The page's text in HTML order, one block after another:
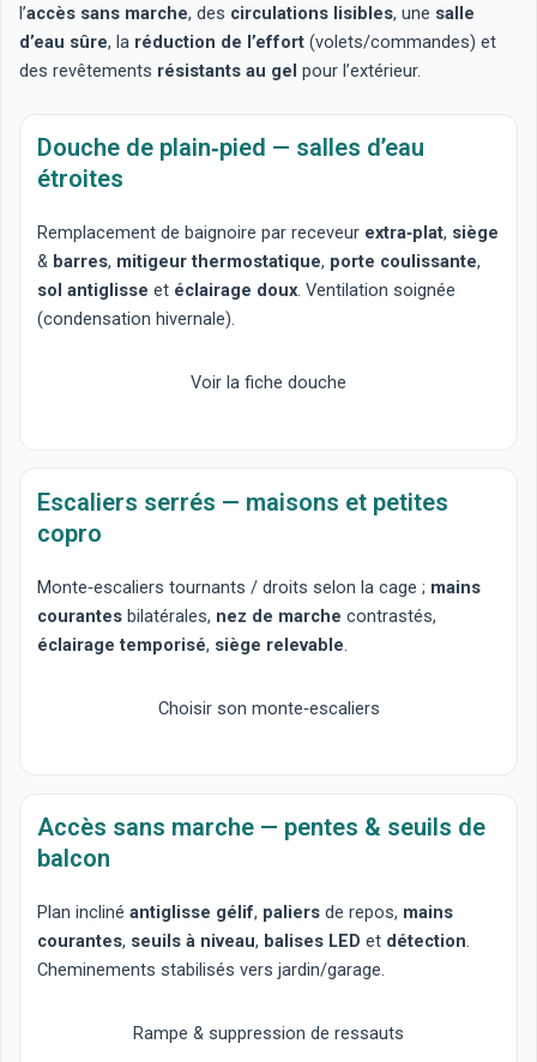
l’accès sans marche, des circulations lisibles, une salle
d’eau sûre, la réduction de l’effort(volets/commandes) et
des revêtements résistants au gel pour l’extérieur.
Douche de plain‑pied — salles d’eau
étroites
Remplacement de baignoire par receveur extra‑plat, siège
& barres, mitigeur thermostatique, porte coulissante,
sol antiglisse et éclairage doux. Ventilation soignée
(condensation hivernale).
Voir la fiche douche
Escaliers serrés — maisons et petites
copro
Monte‑escaliers tournants /droits selon la cage ; mains
courantes bilatérales, nez de marche contrastés,
éclairage temporisé, siège relevable.
Choisir son monte‑escaliers
Accès sans marche — pentes & seuils de
balcon
Plan incliné antiglisse gélif, paliers de repos, mains
courantes, seuils à niveau, balises LED et détection.
Cheminements stabilisés vers jardin/garage.
Rampe & suppression de ressauts